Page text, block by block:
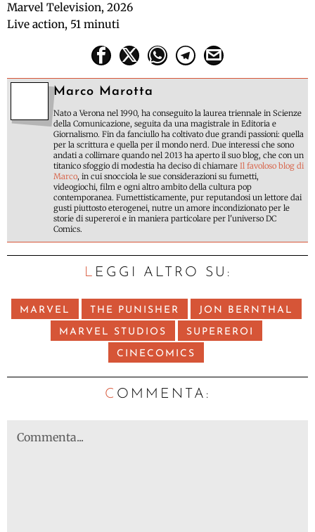
Marvel Television, 2026
Live action, 51 minuti
Marco Marotta
Nato a Verona nel 1990, ha conseguito la laurea triennale in Scienze
della Comunicazione, seguita da una magistrale in Editoria e
Giornalismo. Fin da fanciullo ha coltivato due grandi passioni: quella
per la scrittura e quella per il mondo nerd. Due interessi che sono
andati a collimare quando nel 2013 ha aperto il suo blog, che con un
titanico sfoggio di modestia ha deciso di chiamare Il favoloso blog di
Marco, in cui snocciola le sue considerazioni su fumetti,
videogiochi, film e ogni altro ambito della cultura pop
contemporanea. Fumettisticamente, pur reputandosi un lettore dai
gusti piuttosto eterogenei, nutre un amore incondizionato per le
storie di supereroi e in maniera particolare per l'universo DC
Comics.
LEGGI ALTRO SU:
MARVEL THE PUNISHER JON BERNTHAL
MARVEL STUDIOS SUPEREROI
CINECOMICS
C OMMENTA: